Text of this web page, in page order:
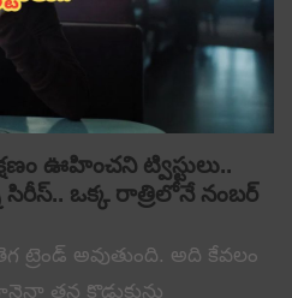
ఊహించని ట్విస్టులు..
ఒక్క రాత్రిలోనే నంబర్
ట్రెండ్ అవుతుంది. అది కేవలం
తన కొడుకును